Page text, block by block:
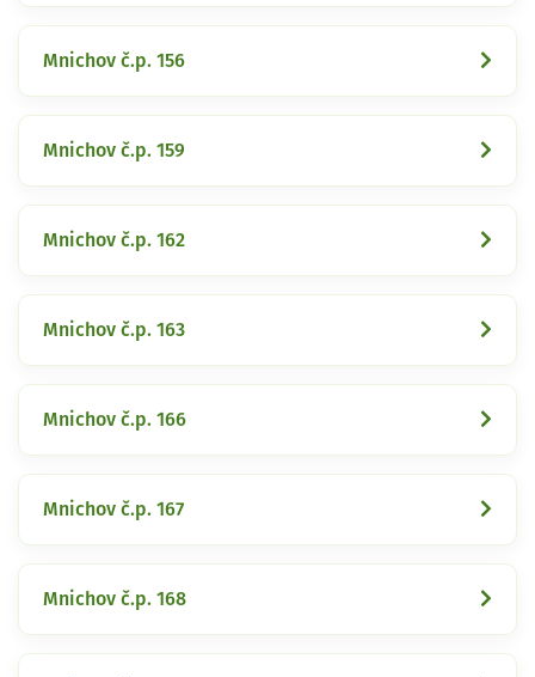
Mnichov č.p. 156
Mnichov č.p. 159
Mnichov č.p. 162
Mnichov č.p. 163
Mnichov č.p. 166
Mnichov č.p. 167
Mnichov č.p. 168